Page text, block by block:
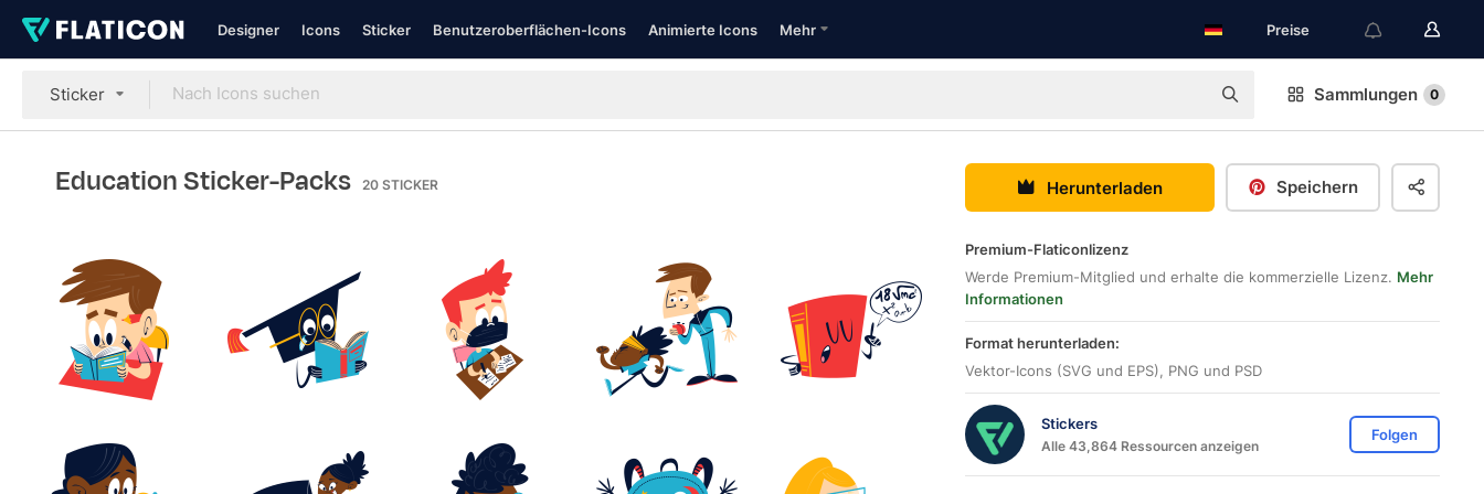
Designer Icons Sticker Benutzeroberflächen-Icons Animierte Icons Mehr Preise
Sticker Sammlungen 0
Education Sticker-Packs 20 STICKER Herunterladen Speichern
Premium-Flaticonlizenz
Werde Premium-Mitglied und erhalte die kommerzielle Lizenz. Mehr
Informationen
Format herunterladen:
Vektor-Icons (SVG und EPS), PNG und PSD
Stickers
Alle 43,864 Ressourcen anzeigen
Folgen